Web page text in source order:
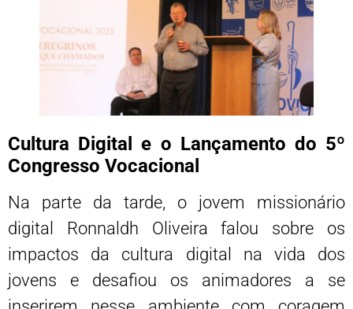
Cultura Digital e o Lançamento do 5º
Congresso Vocacional
Na parte da tarde, o jovem missionário
digital Ronnaldh Oliveira falou sobre os
impactos da cultura digital na vida dos
jovens e desafiou os animadores a se